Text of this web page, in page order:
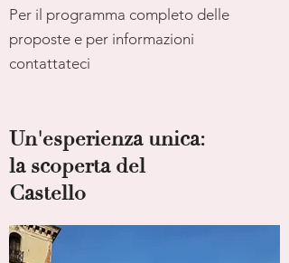
Per il programma completo delle
proposte e per informazioni
contattateci
Un'esperienza unica:
la scoperta del
Castello